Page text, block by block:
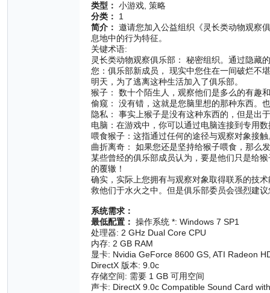
类型： 小游戏, 策略
分类：
1
简介： 邀请您加入公益组织《灵长类动物观察
息地中的行为特征。
关键术语:
灵长类动物观察俱乐部： 秘密组织。通过隐
您：俱乐部新成员， 现实中您住在一间破烂不
明天，为了逃离这种生活加入了俱乐部。
猴子： 数十个陌生人，观察他们是多么的有趣
偷窥： 没有错，这就是您脑里想的那种东西
隐私： 事实上猴子是没有这种东西的，但是出
电脑：在游戏中，你可以通过电脑连接到专用
喂食猴子：这指通过任何的途径与观察对象接
曲折离奇： 如果您还是坚持给猴子喂食，那么
某些曾经的俱乐部成员认为，要是他们只是给
的覆辙！
确实，实际上您拥有与观察对象取得联系的技
救他们于水火之中。但是俱乐部委员会强烈建
系统需求：
最低配置： 操作系统 *: Windows 7 SP1
处理器: 2 GHz Dual Core CPU
内存: 2 GB RAM
显卡: Nvidia GeForce 8600 GS, ATI Radeon
DirectX 版本: 9.0c
存储空间: 需要 1 GB 可用空间
声卡: DirectX 9.0c Compatible Sound Card